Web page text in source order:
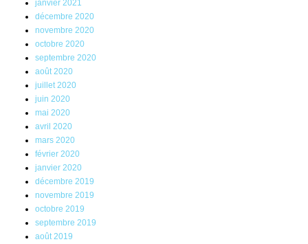
janvier 2021
décembre 2020
novembre 2020
octobre 2020
septembre 2020
août 2020
juillet 2020
juin 2020
mai 2020
avril 2020
mars 2020
février 2020
janvier 2020
décembre 2019
novembre 2019
octobre 2019
septembre 2019
août 2019